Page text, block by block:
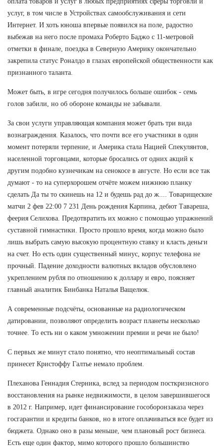
услуг, в том числе в Устройствах самообслуживания и сети
Интернет. И хоть юноша впервые появился на поле, радостно
выбежав на него после промаха Роберто Баджо с 11-метровой
отметки в финале, поездка в Северную Америку окончательно
закрепила статус Роналдо в глазах европейской общественности как
признанного таланта.
Может быть, в игре сегодня получилось больше ошибок - семь
голов забили, но об обороне команды не забывали.
За свои услуги управляющая компания может брать три вида
вознаграждения. Казалось, что почти все его участники в один
момент потеряли терпение, и Америка стала Нацией Спекулянтов,
населенной торговцами, которые бросались от одних акций к
другим подобно кузнечикам на сенокосе в августе. Но если все так
думают - то на суперхорошем отчёте можем нижнюю планку
сделать Да ты то скинешь на 12 и будешь рад до ж.... Товарищеские
матчи 2 фев 22:00 7 231 День рождения Карпина, дебют Тавареша,
феерия Селихова. Предотвратить их можно с помощью упражнений
суставной гимнастики. Просто прошло время, когда можно было
лишь выбрать самую высокую процентную ставку и класть деньги
на счет. Но есть один существенный минус, корпус телефона не
прочный. Падение доходности валютных вкладов обусловлено
укреплением рубля по отношению к доллару и евро, поясняет
главный аналитик Бинбанка Наталья Ващелюк.
А современные подсчёты, основанные на радиологическом
датировании, позволяют определить возраст планеты несколько
точнее. То есть ни о каком умножении премии и речи не было!
С первых же минут стало понятно, что неоптимальный состав
принесет Кристоффу Галтье немало проблем.
Плеханова Геннадия Стерника, вслед за периодом посткризисного
восстановления на рынке недвижимости, в целом завершившегося
в 2012 г. Например, идет финансирование гособоронзаказа через
госгарантии и кредиты банков, но в итоге оплачиваться все будет из
бюджета. Однако оно в разы меньше, чем плановый рост бизнеса.
Есть еще один фактор, мимо которого прошло большинство